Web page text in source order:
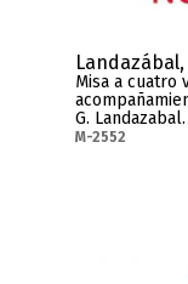
Misa a cuatro
G. Landazabal.
M-2552